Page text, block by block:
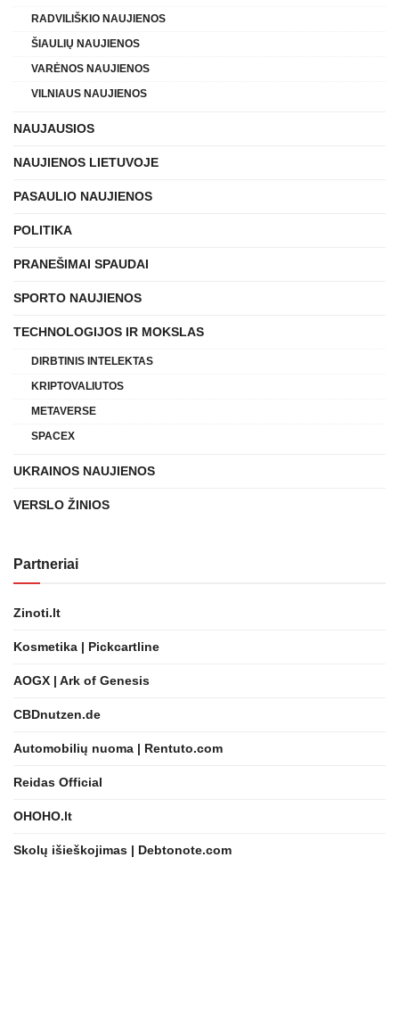
RADVILIŠKIO NAUJIENOS
ŠIAULIŲ NAUJIENOS
VARĖNOS NAUJIENOS
VILNIAUS NAUJIENOS
NAUJAUSIOS
NAUJIENOS LIETUVOJE
PASAULIO NAUJIENOS
POLITIKA
PRANEŠIMAI SPAUDAI
SPORTO NAUJIENOS
TECHNOLOGIJOS IR MOKSLAS
DIRBTINIS INTELEKTAS
KRIPTOVALIUTOS
METAVERSE
SPACEX
UKRAINOS NAUJIENOS
VERSLO ŽINIOS
Partneriai
Zinoti.lt
Kosmetika | Pickcartline
AOGX | Ark of Genesis
CBDnutzen.de
Automobilių nuoma | Rentuto.com
Reidas Official
OHOHO.lt
Skolų išieškojimas | Debtonote.com